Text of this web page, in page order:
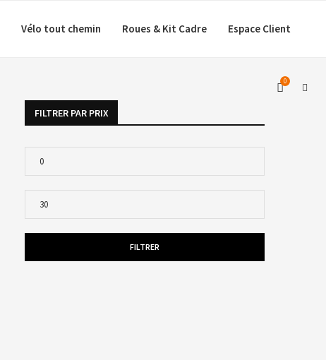
Vélo tout chemin Roues & Kit Cadre Espace Client
0
FILTRER PAR PRIX
FILTRER